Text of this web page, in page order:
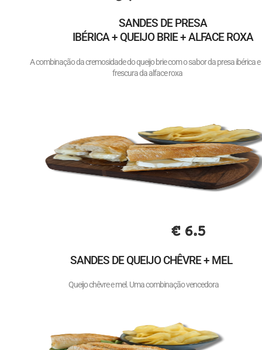
SANDES DE PRESA
IBÉRICA + QUEIJO BRIE + ALFACE ROXA
A combinação da cremosidade do queijo brie com o sabor da presa ibérica e
frescura da alface roxa
€ 6.5
SANDES DE QUEIJO CHÊVRE + MEL
Queijo chêvre e mel. Uma combinação vencedora